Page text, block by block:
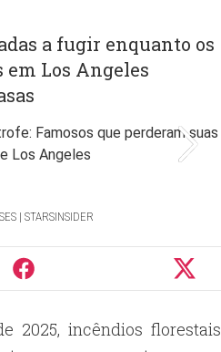
a fugir enquanto os
Los Angeles
| STARSINSIDER
2025, incêndios florestais